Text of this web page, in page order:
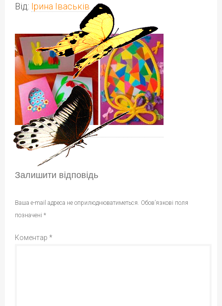
Від: Ірина Іваськів
Залишити відповідь
Ваша e-mail адреса не оприлюднюватиметься. Обов’язкові поля
позначені *
Коментар *